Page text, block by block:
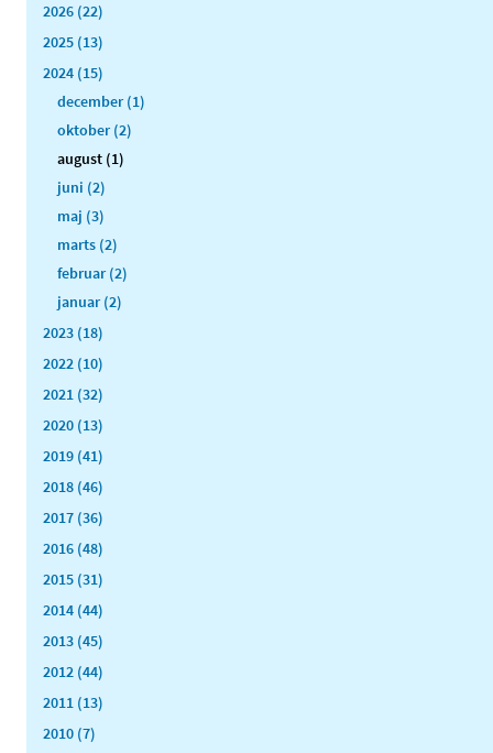
2026 (22)
2025 (13)
2024 (15)
december (1)
oktober (2)
august (1)
juni (2)
maj (3)
marts (2)
februar (2)
januar (2)
2023 (18)
2022 (10)
2021 (32)
2020 (13)
2019 (41)
2018 (46)
2017 (36)
2016 (48)
2015 (31)
2014 (44)
2013 (45)
2012 (44)
2011 (13)
2010 (7)